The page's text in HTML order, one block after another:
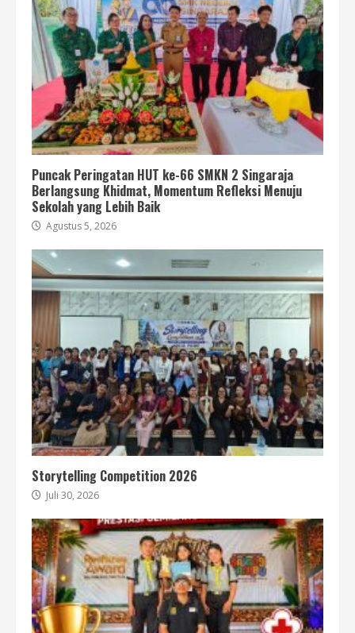
Puncak Peringatan HUT ke-66 SMKN 2 Singaraja
Berlangsung Khidmat, Momentum Refleksi Menuju
Sekolah yang Lebih Baik
Agustus 5, 2026
Storytelling Competition 2026
Juli 30, 2026